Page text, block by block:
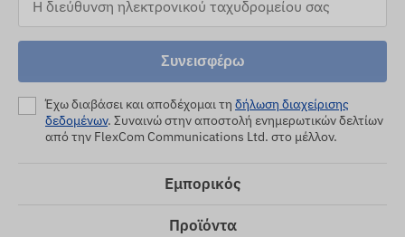
Συνεισφέρω
Έχω διαβάσει και αποδέχομαι τη δήλωση διαχείρισης
δεδομένων. Συναινώ στην αποστολή ενημερωτικών δελτίων
από την FlexCom Communications Ltd. στο μέλλον.
Εμπορικός
Προϊόντα